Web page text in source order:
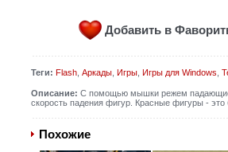
Добавить в
Теги: Flash, Аркады, Игры, Игры для Windows
Описание: С помощью мышки режем падающие
скорость падения фигур. Красные фигуры -
Похожие